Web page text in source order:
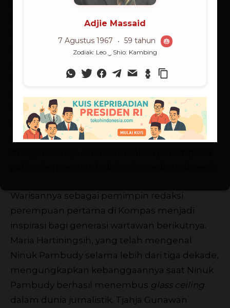
Sebagai jurnalis senior, Ninuk Mardiana
Pambudy telah memberikan kontribusi besar
Kepemimpinannya di Harian Kompas
berperan signifikan dalam industri media yang
Dedikasinya dalam menjaga independensi
pers, mengangkat isu-isu kritis, serta
menegakkan standar jurnalistik yang tinggi
Warisannya sebagai pemimpin redaksi
perempuan pertama di Kompas menjadi
inspirasi bagi generasi wartawan berikutnya.
Maria Hartiningsih, yang telah mengenal
Ninuk Pambudy selama lebih dari tiga dekade,
mengungkapkan kebanggaannya saat Ninuk
Pambudy berhasil menembus glass ceiling
dalam dunia jurnalistik. Tjahja Gunawan